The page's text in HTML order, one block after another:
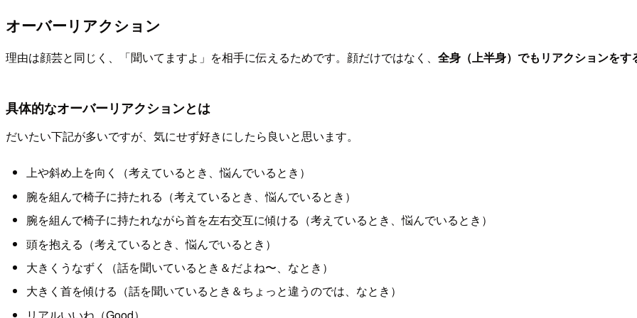
オーバーリアクション
理由は顔芸と同じく、「聞いてますよ」を相手に伝えるためです。顔だけではなく、 全身（上半身）でもリアクションをす
具体的なオーバーリアクションとは
だいたい下記が多いですが、気にせず好きにしたら良いと思います。
上や斜め上を向く（考えているとき、悩んでいるとき）
腕を組んで椅子に持たれる（考えているとき、悩んでいるとき）
腕を組んで椅子に持たれながら首を左右交互に傾ける（考えているとき、悩んでいるとき）
頭を抱える（考えているとき、悩んでいるとき）
大きくうなずく（話を聞いているとき＆だよね〜、なとき）
大きく首を傾ける（話を聞いているとき＆ちょっと違うのでは、なとき）
リアルいいね（Good）